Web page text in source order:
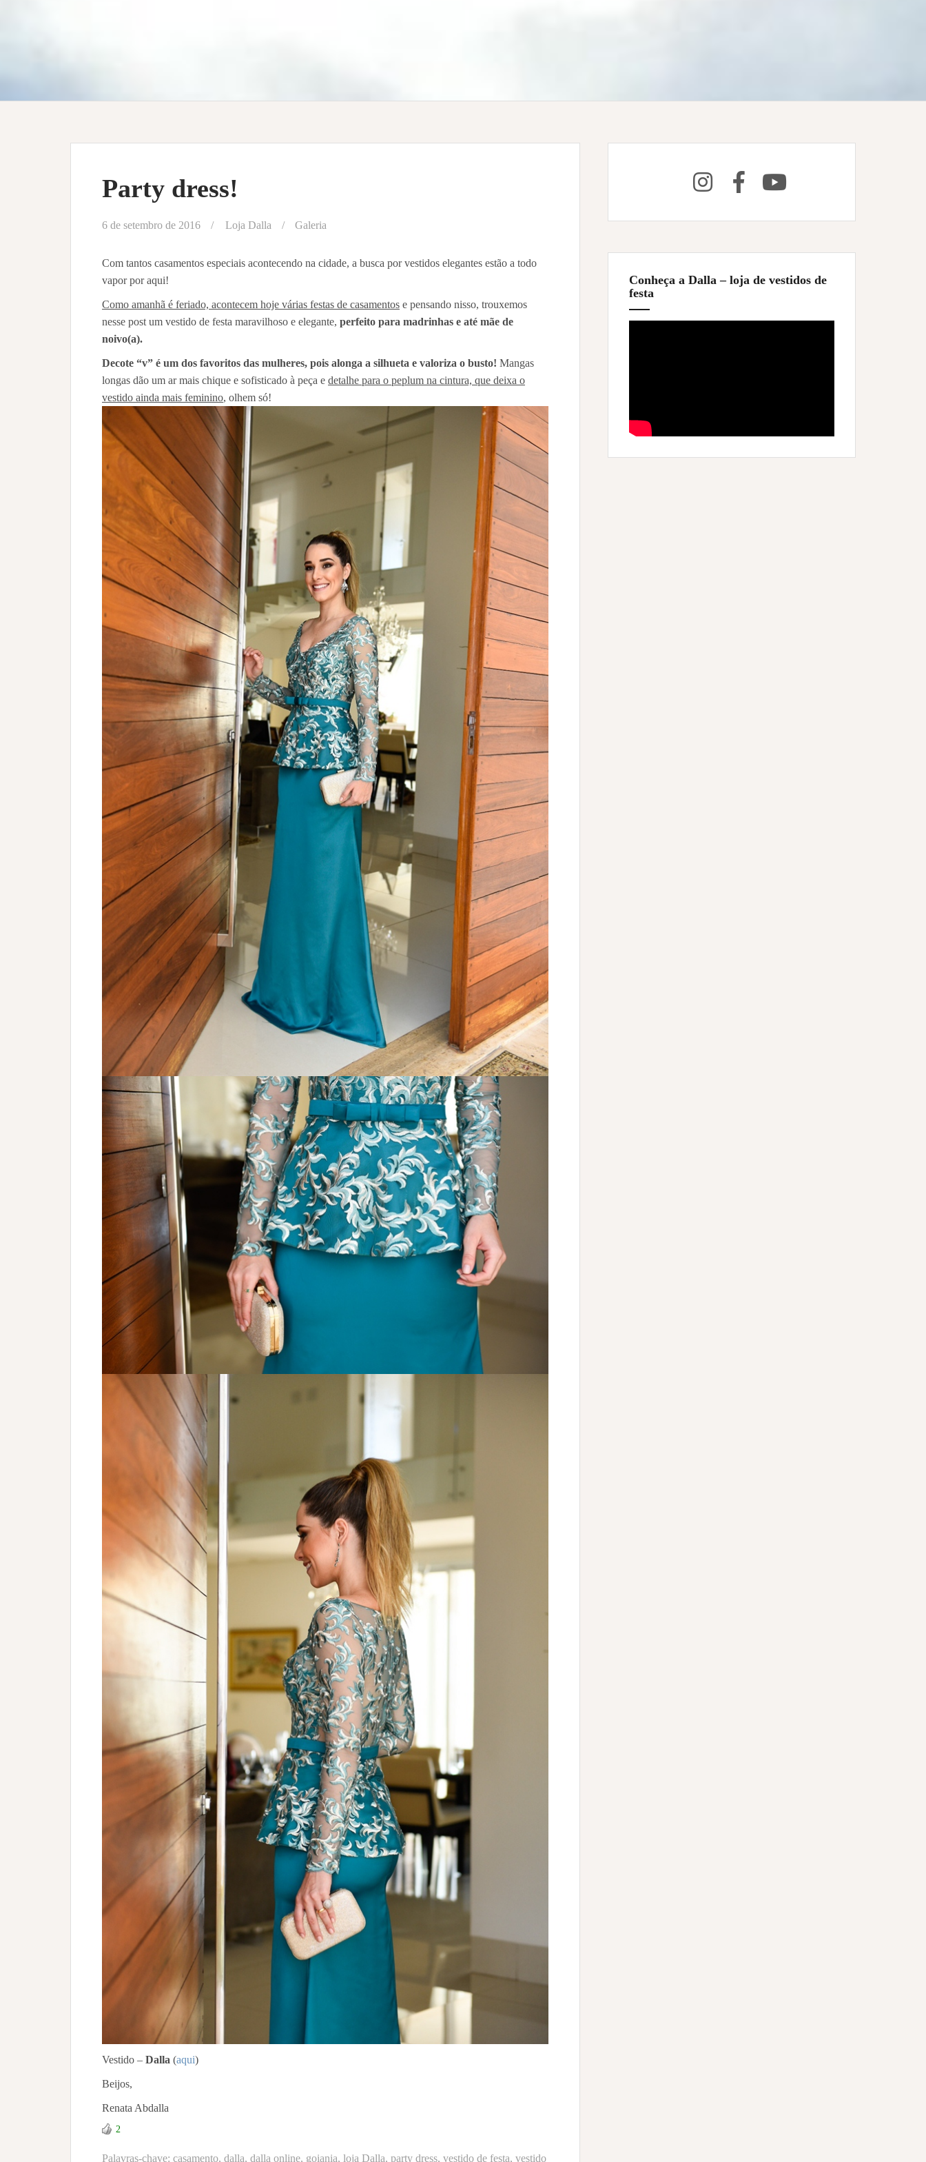
Party dress!
6 de setembro de 2016 Loja Dalla Galeria
Com tantos casamentos especiais acontecendo na cidade, a busca por vestidos elegantes estão a todo
vapor por aqui!
Como amanhã é feriado, acontecem hoje várias festas de casamentos e pensando nisso, trouxemos
nesse post um vestido de festa maravilhoso e elegante, perfeito para madrinhas e até mãe de
noivo(a).
Decote “v” é um dos favoritos das mulheres, pois alonga a silhueta e valoriza o busto! Mangas
longas dão um ar mais chique e sofisticado à peça e detalhe para o peplum na cintura, que deixa o
vestido ainda mais feminino, olhem só!
Vestido – Dalla (aqui)
Beijos,
Renata Abdalla
2
Palavras-chave: casamento, dalla, dalla online, goiania, loja Dalla, party dress, vestido de festa, vestido
Conheça a Dalla – loja de vestidos de
festa